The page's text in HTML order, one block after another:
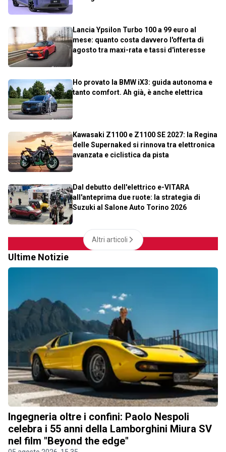
Lancia Ypsilon Turbo 100 a 99 euro al
mese: quanto costa davvero l'offerta di
agosto tra maxi-rata e tassi d'interesse
Ho provato la BMW iX3: guida autonoma e
tanto comfort. Ah già, è anche elettrica
Kawasaki Z1100 e Z1100 SE 2027: la Regina
delle Supernaked si rinnova tra elettronica
avanzata e ciclistica da pista
Dal debutto dell'elettrico e-VITARA
all'anteprima due ruote: la strategia di
Suzuki al Salone Auto Torino 2026
Altri articoli
Ultime Notizie
Ingegneria oltre i confini: Paolo Nespoli
celebra i 55 anni della Lamborghini Miura SV
nel film "Beyond the edge"